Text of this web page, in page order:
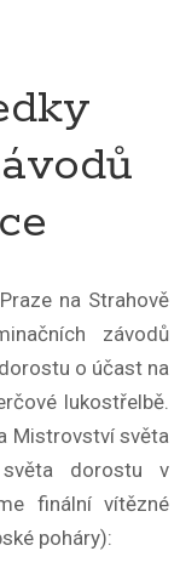
na Strahově
závodů
o účast na
lukostřelbě.
Mistrovství světa
dorostu v
finální vítězné
poháry):